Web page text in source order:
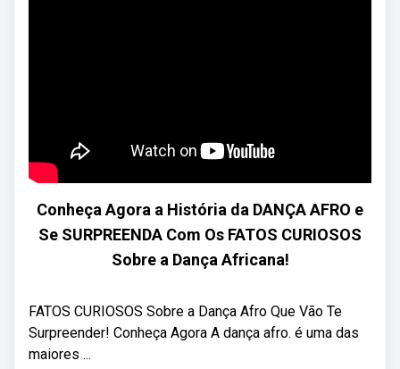
Conheça Agora a História da DANÇA AFRO e
Se SURPREENDA Com Os FATOS CURIOSOS
Sobre a Dança Africana!
FATOS CURIOSOS Sobre a Dança Afro Que Vão Te
Surpreender! Conheça Agora A dança afro. é uma das
maiores ...